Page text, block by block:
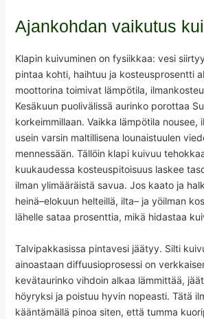
Ajankohdan vaikutus
Klapin kuivuminen on fysiikkaa: vesi
pintaa kohti, haihtuu ja kosteusprosentti
moottorina toimivat lämpötila,
Kesäkuun puolivälissä aurinko porottaa
korkeimmillaan. Vaikka lämpötila nousee,
usein varsin maltillisena lounaistuulen
mennessään. Tällöin klapi kuivuu
kuukaudessa kosteuspitoisuus laskee
ilman ylimääräistä savua. Jos kaato ja
heinä–elokuun helteillä, ilta– ja yöilman
lähelle sataa prosenttia, mikä hidastaa
Talvipakkasissa pintavesi jäätyy. Silti
ainoastaan diffuusioprosessi on
kevätaurinko vihdoin alkaa lämmittää,
höyryksi ja poistuu hyvin nopeasti. Tätä
kääntämällä pinoa siten, että tumma